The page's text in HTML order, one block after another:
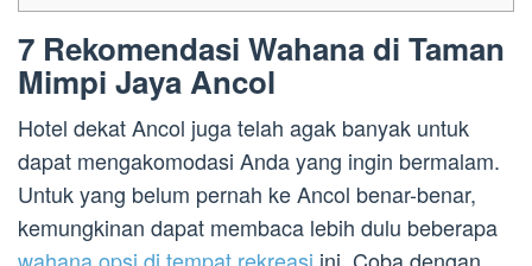
7 Rekomendasi Wahana di Taman
Mimpi Jaya Ancol
Hotel dekat Ancol juga telah agak banyak untuk
dapat mengakomodasi Anda yang ingin bermalam.
Untuk yang belum pernah ke Ancol benar-benar,
kemungkinan dapat membaca lebih dulu beberapa